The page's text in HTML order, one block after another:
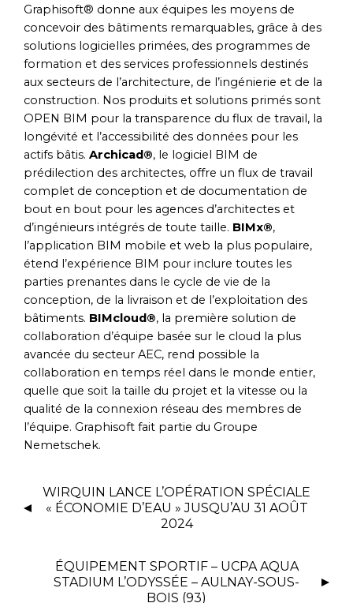
Graphisoft® donne aux équipes les moyens de
concevoir des bâtiments remarquables, grâce à des
solutions logicielles primées, des programmes de
formation et des services professionnels destinés
aux secteurs de l’architecture, de l’ingénierie et de la
construction. Nos produits et solutions primés sont
OPEN BIM pour la transparence du flux de travail, la
longévité et l’accessibilité des données pour les
actifs bâtis. Archicad®, le logiciel BIM de
prédilection des architectes, offre un flux de travail
complet de conception et de documentation de
bout en bout pour les agences d’architectes et
d’ingénieurs intégrés de toute taille. BIMx®,
l’application BIM mobile et web la plus populaire,
étend l’expérience BIM pour inclure toutes les
parties prenantes dans le cycle de vie de la
conception, de la livraison et de l’exploitation des
bâtiments. BIMcloud®, la première solution de
collaboration d’équipe basée sur le cloud la plus
avancée du secteur AEC, rend possible la
collaboration en temps réel dans le monde entier,
quelle que soit la taille du projet et la vitesse ou la
qualité de la connexion réseau des membres de
l’équipe. Graphisoft fait partie du Groupe
Nemetschek.
WIRQUIN LANCE L’OPÉRATION SPÉCIALE
« ÉCONOMIE D’EAU » JUSQU’AU 31 AOÛT
2024
ÉQUIPEMENT SPORTIF – UCPA AQUA
STADIUM L’ODYSSÉE – AULNAY-SOUS-
BOIS (93)